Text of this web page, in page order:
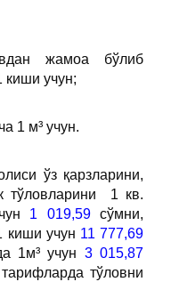
жамоа бўлиб
киши учун;
1 м³ учун.
ўз қарзларини,
тўловларини 1 кв.
1 019,59сўмни,
киши учун 11 777,69
1м³ учун 3 015,87
тўловни